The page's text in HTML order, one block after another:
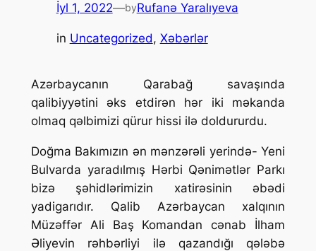
İyl 1, 2022—byRufanə Yaralıyeva
in Uncategorized, Xəbərlər
Azərbaycanın Qarabağ savaşında
qalibiyyətini əks etdirən hər iki məkanda
olmaq qəlbimizi qürur hissi ilə doldururdu.
Doğma Bakımızın ən mənzərəli yerində- Yeni
Bulvarda yaradılmış Hərbi Qənimətlər Parkı
bizə şəhidlərimizin xatirəsinin əbədi
yadigarıdır. Qalib Azərbaycan xalqının
Müzəffər Ali Baş Komandan cənab İlham
Əliyevin rəhbərliyi ilə qazandığı qələbə